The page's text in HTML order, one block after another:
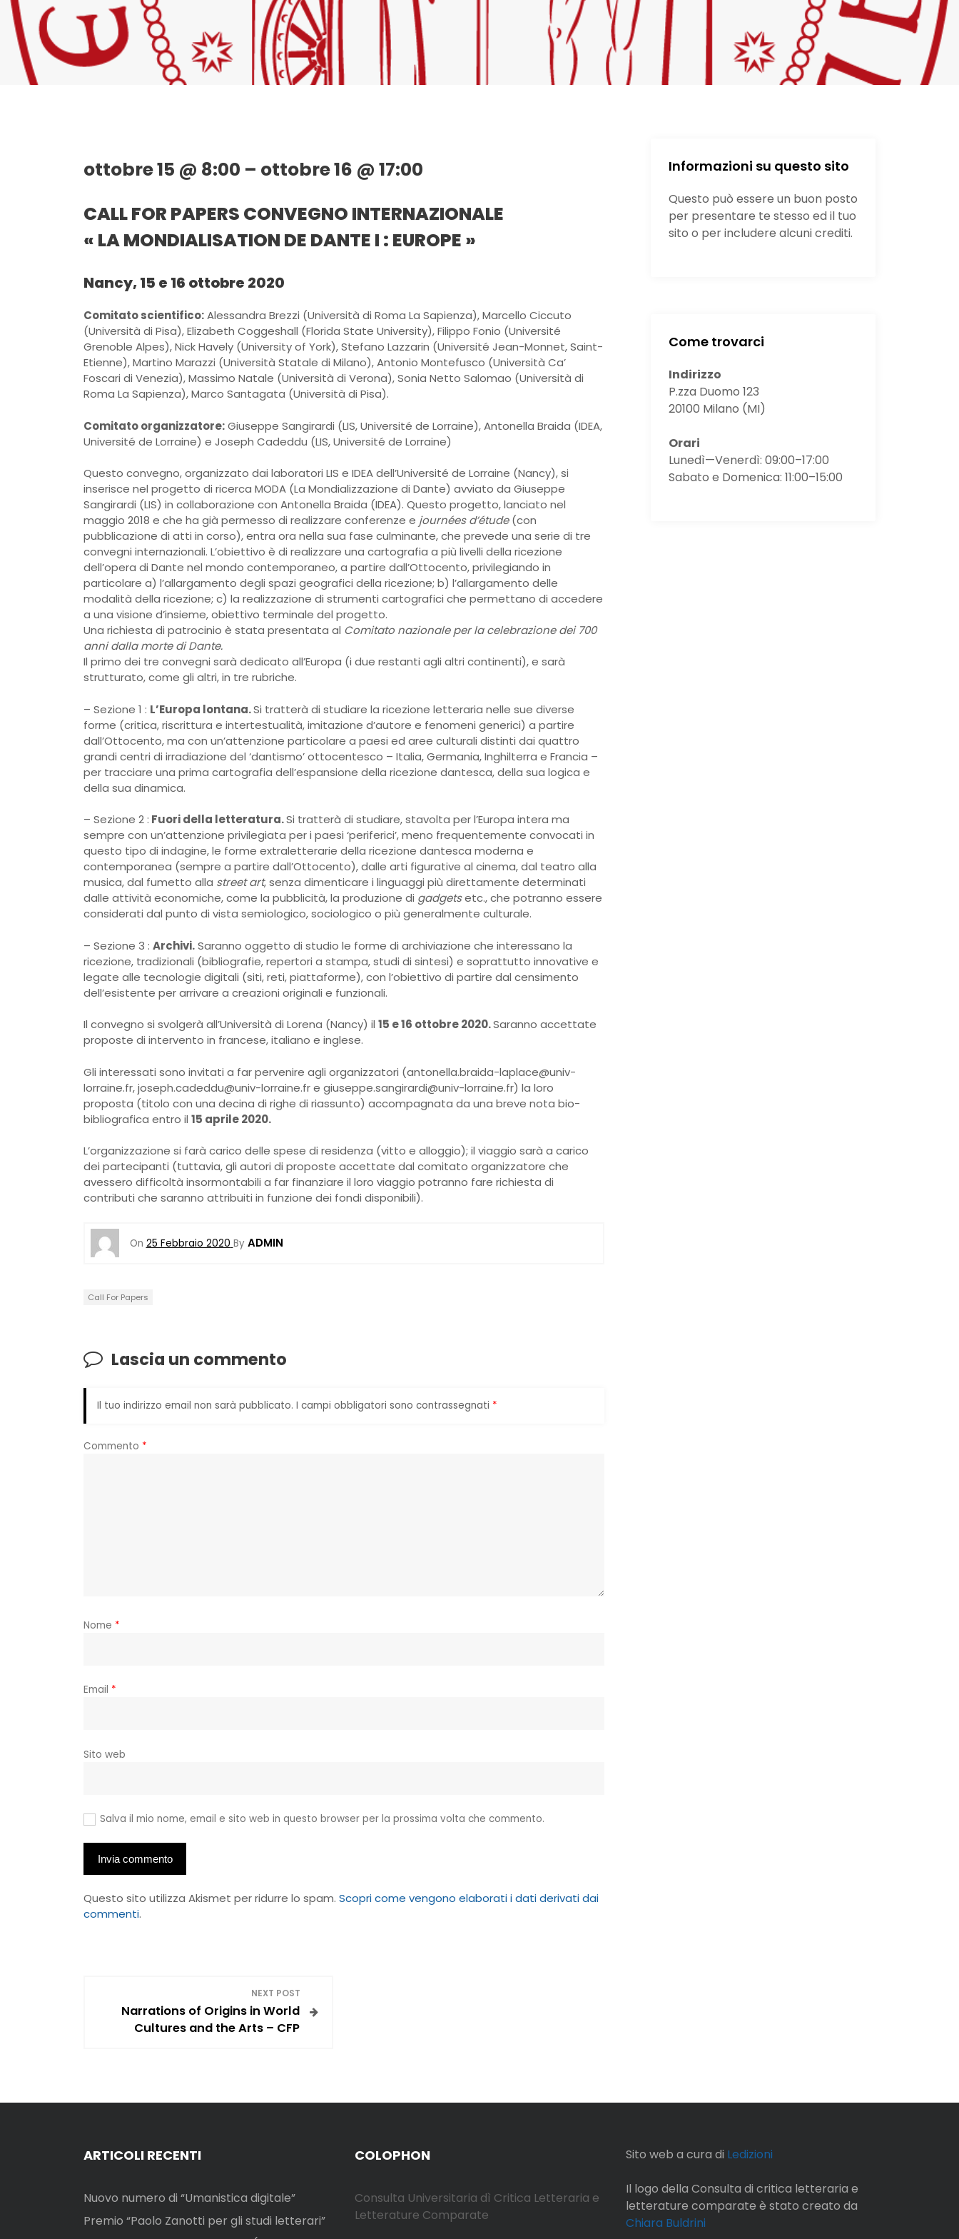
ottobre 15 @ 8:00 – ottobre 16 @ 17:00
CALL FOR PAPERS CONVEGNO INTERNAZIONALE
« LA MONDIALISATION DE DANTE I : EUROPE »
Nancy, 15 e 16 ottobre 2020
Comitato scientifico:Alessandra Brezzi (Università di Roma La Sapienza), Marcello Ciccuto
(Università di Pisa), Elizabeth Coggeshall (Florida State University), Filippo Fonio (Université
Grenoble Alpes), Nick Havely (University of York), Stefano Lazzarin (Université Jean-Monnet, Saint-
Etienne), Martino Marazzi (Università Statale di Milano), Antonio Montefusco (Università Ca’
Foscari di Venezia), Massimo Natale (Università di Verona), Sonia Netto Salomao (Università di
Roma La Sapienza), Marco Santagata (Università di Pisa).
Comitato organizzatore:Giuseppe Sangirardi (LIS, Université de Lorraine), Antonella Braida (IDEA,
Université de Lorraine) e Joseph Cadeddu (LIS, Université de Lorraine)
Questo convegno, organizzato dai laboratori LIS e IDEA dell’Université de Lorraine (Nancy), si
inserisce nel progetto di ricerca MODA (La Mondializzazione di Dante) avviato da Giuseppe
Sangirardi (LIS) in collaborazione con Antonella Braida (IDEA). Questo progetto, lanciato nel
maggio 2018 e che ha già permesso di realizzare conferenze e journées d’étude(con
pubblicazione di atti in corso), entra ora nella sua fase culminante, che prevede una serie di tre
convegni internazionali. L’obiettivo è di realizzare una cartografia a più livelli della ricezione
dell’opera di Dante nel mondo contemporaneo, a partire dall’Ottocento, privilegiando in
particolare a) l’allargamento degli spazi geografici della ricezione; b) l’allargamento delle
modalità della ricezione; c) la realizzazione di strumenti cartografici che permettano di accedere
a una visione d’insieme, obiettivo terminale del progetto.
Una richiesta di patrocinio è stata presentata al Comitato nazionale per la celebrazione dei 700
anni dalla morte di Dante.
Il primo dei tre convegni sarà dedicato all’Europa (i due restanti agli altri continenti), e sarà
strutturato, come gli altri, in tre rubriche.
– Sezione 1 : L’Europa lontana.Si tratterà di studiare la ricezione letteraria nelle sue diverse
forme (critica, riscrittura e intertestualità, imitazione d’autore e fenomeni generici) a partire
dall’Ottocento, ma con un’attenzione particolare a paesi ed aree culturali distinti dai quattro
grandi centri di irradiazione del ‘dantismo’ ottocentesco – Italia, Germania, Inghilterra e Francia –
per tracciare una prima cartografia dell’espansione della ricezione dantesca, della sua logica e
della sua dinamica.
– Sezione 2 : Fuori della letteratura.Si tratterà di studiare, stavolta per l’Europa intera ma
sempre con un’attenzione privilegiata per i paesi ‘periferici’, meno frequentemente convocati in
questo tipo di indagine, le forme extraletterarie della ricezione dantesca moderna e
contemporanea (sempre a partire dall’Ottocento), dalle arti figurative al cinema, dal teatro alla
musica, dal fumetto alla street art, senza dimenticare i linguaggi più direttamente determinati
dalle attività economiche, come la pubblicità, la produzione di gadgetsetc., che potranno essere
considerati dal punto di vista semiologico, sociologico o più generalmente culturale.
– Sezione 3 : Archivi.Saranno oggetto di studio le forme di archiviazione che interessano la
ricezione, tradizionali (bibliografie, repertori a stampa, studi di sintesi) e soprattutto innovative e
legate alle tecnologie digitali (siti, reti, piattaforme), con l’obiettivo di partire dal censimento
dell’esistente per arrivare a creazioni originali e funzionali.
Il convegno si svolgerà all’Università di Lorena (Nancy) il 15 e 16 ottobre 2020.Saranno accettate
proposte di intervento in francese, italiano e inglese.
Gli interessati sono invitati a far pervenire agli organizzatori (antonella.braida-laplace@univ-
lorraine.fr, joseph.cadeddu@univ-lorraine.fr e giuseppe.sangirardi@univ-lorraine.fr) la loro
proposta (titolo con una decina di righe di riassunto) accompagnata da una breve nota bio-
bibliografica entro il 15 aprile 2020.
L’organizzazione si farà carico delle spese di residenza (vitto e alloggio); il viaggio sarà a carico
dei partecipanti (tuttavia, gli autori di proposte accettate dal comitato organizzatore che
avessero difficoltà insormontabili a far finanziare il loro viaggio potranno fare richiesta di
contributi che saranno attribuiti in funzione dei fondi disponibili).
On 25 Febbraio 2020 By ADMIN
Call For Papers
Lascia un commento
Il tuo indirizzo email non sarà pubblicato. I campi obbligatori sono contrassegnati *
Commento *
Nome *
Email *
Sito web
Salva il mio nome, email e sito web in questo browser per la prossima volta che commento.
Questo sito utilizza Akismet per ridurre lo spam. Scopri come vengono elaborati i dati derivati dai
commenti.
a
i
NEXT POST
Narrations of Origins in World
Cultures and the Arts – CFP
Informazioni su questo sito
Questo può essere un buon posto
per presentare te stesso ed il tuo
sito o per includere alcuni crediti.
Come trovarci
Indirizzo
P.zza Duomo 123
20100 Milano (MI)
Orari
Lunedì—Venerdì: 09:00–17:00
Sabato e Domenica: 11:00–15:00
ARTICOLI RECENTI
Nuovo numero di “Umanistica digitale”
Premio “Paolo Zanotti per gli studi letterari”
COLOPHON
Consulta Universitaria dì Critica Letteraria e
Letterature Comparate
Sito web a cura di Ledizioni
Il logo della Consulta di critica letteraria e
letterature comparate è stato creato da
Chiara Buldrini